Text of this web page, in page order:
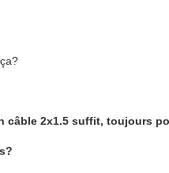
câble 2x1.5 suffit, toujours